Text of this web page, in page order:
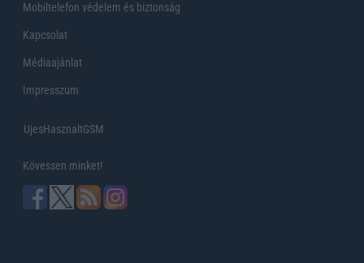
Mobiltelefon védelem és biztonság
Kapcsolat
Médiaajánlat
Impresszum
UjesHasznaltGSM
Kövessen minket!